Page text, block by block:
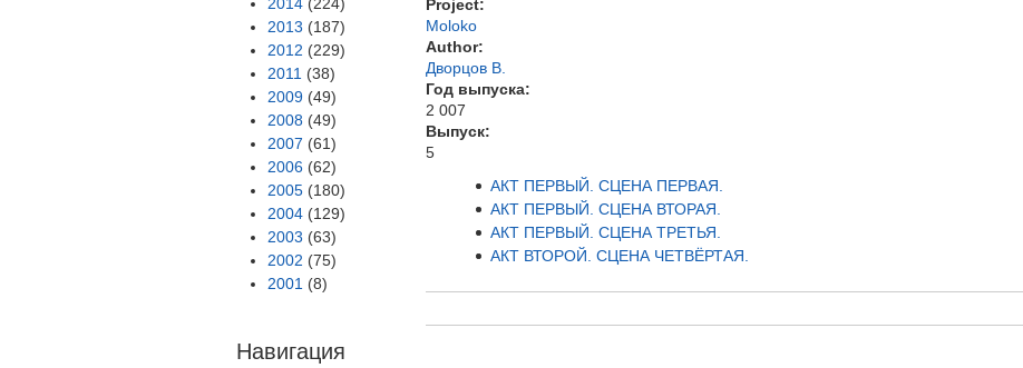
2013 (187)
2012 (229)
2011 (38)
2009 (49)
2008 (49)
2007 (61)
2006 (62)
2005 (180)
2004 (129)
2003 (63)
2002 (75)
2001 (8)
Навигация
Project:
Moloko
Author:
Дворцов В.
Год выпуска:
2 007
Выпуск:
5
АКТ ПЕРВЫЙ. СЦЕНА ПЕРВАЯ.
АКТ ПЕРВЫЙ. СЦЕНА ВТОРАЯ.
АКТ ПЕРВЫЙ. СЦЕНА ТРЕТЬЯ.
АКТ ВТОРОЙ. СЦЕНА ЧЕТВЁРТАЯ.